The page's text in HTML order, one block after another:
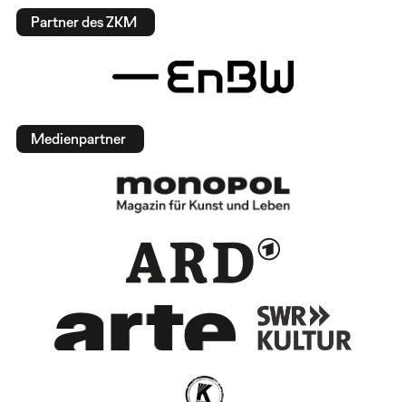
Partner des ZKM
Medienpartner